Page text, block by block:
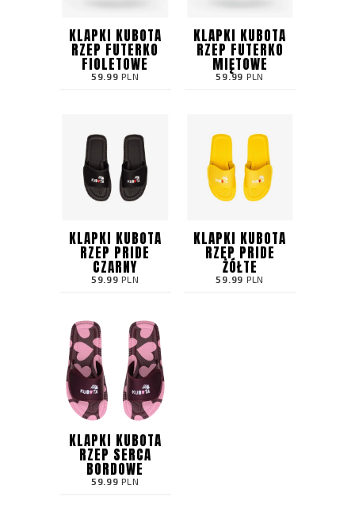
KLAPKI KUBOTA
RZEP FUTERKO
FIOLETOWE
59.99 PLN
KLAPKI KUBOTA
RZEP FUTERKO
MIĘTOWE
59.99 PLN
KLAPKI KUBOTA
RZEP PRIDE
CZARNY
59.99 PLN
KLAPKI KUBOTA
RZEP PRIDE
ŻÓŁTE
59.99 PLN
KLAPKI KUBOTA
RZEP SERCA
BORDOWE
59.99 PLN